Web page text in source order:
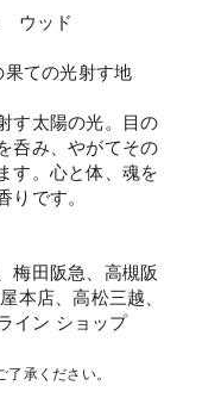
ウッド
ての光射す地
す太陽の光。目の
呑み、やがてその
す。心と体、魂を
りです。
梅田阪急、高槻阪
本店、高松三越、
イン ショップ
承ください。